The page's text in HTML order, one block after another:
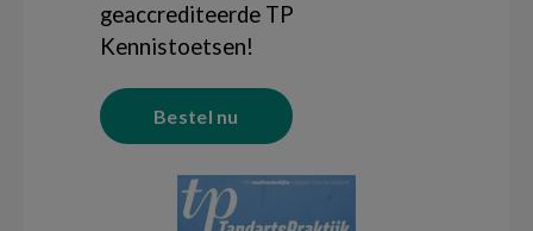
geaccrediteerde TP
Kennistoetsen!
Bestel nu